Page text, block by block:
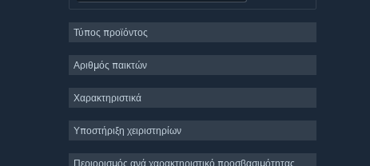
Στρατηγική
2D
3D
Δωρεάν για παίξιμο
Τύπος προϊόντος
Αριθμός παικτών
Χαρακτηριστικά
Υποστήριξη χειριστηρίων
Περιορισμός ανά χαρακτηριστικό προσβασιμότητας